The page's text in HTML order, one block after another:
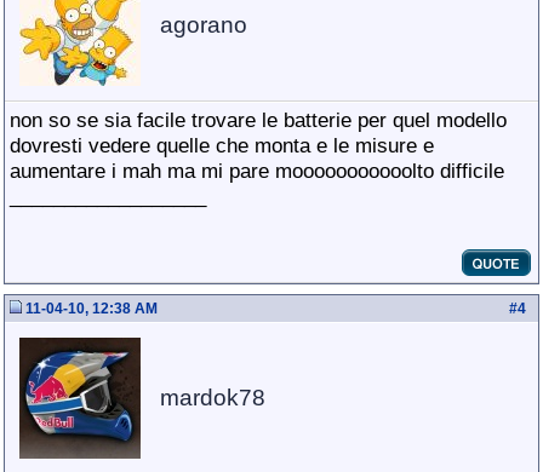
agorano
non so se sia facile trovare le batterie per quel modello
dovresti vedere quelle che monta e le misure e
aumentare i mah ma mi pare mooooooooooolto difficile
#4
11-04-10, 12:38 AM
mardok78